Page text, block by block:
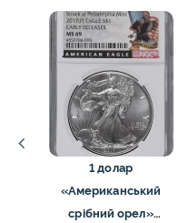
1 долар
«Американський
срібний орел»